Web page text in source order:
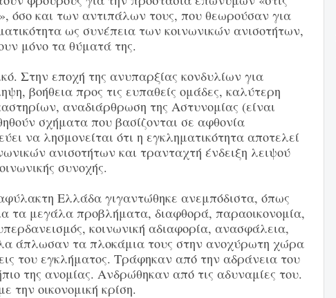
όσο και των αντιπάλων τους, που θεωρούσαν για
ως συνέπεια των κοινωνικών ανισοτήτων,
μόνο τα θύματά της.
Στην εποχή της ανυπαρξίας κονδυλίων για
βοήθεια προς τις ευπαθείς ομάδες, καλύτερη
αναδιάρθρωση της Αστυνομίας (είναι
σχήματα που βασίζονται σε αφθονία
να λησμονείται ότι η εγκληματικότητα αποτελεί
ανισοτήτων και τρανταχτή ένδειξη λειψού
συνοχής.
Ελλάδα γιγαντώθηκε ανεμπόδιστα, όπως
τα μεγάλα προβλήματα, διαφθορά, παραοικονομία,
κοινωνική αδιαφορία, ανασφάλεια,
άπλωσαν τα πλοκάμια τους στην ανοχύρωτη χώρα
του εγκλήματος. Τράφηκαν από την αδράνεια του
της ανομίας. Ανδρώθηκαν από τις αδυναμίες του.
την οικονομική κρίση.